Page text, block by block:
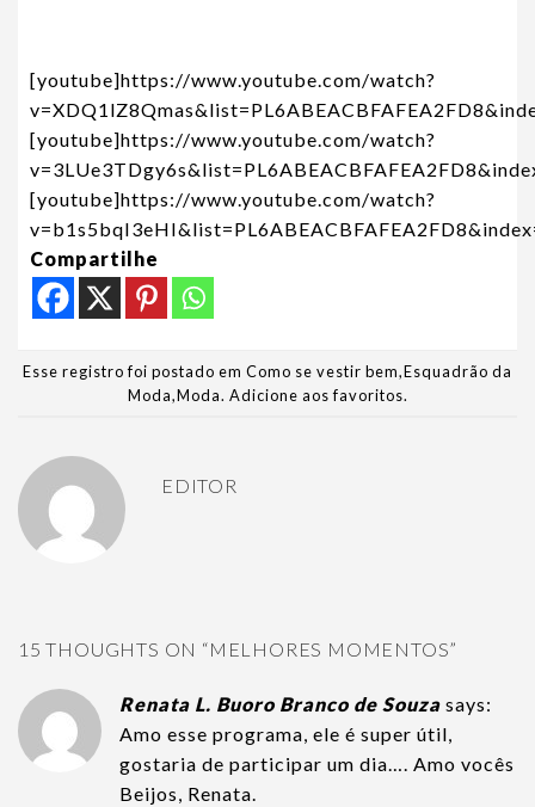
[youtube]https://www.youtube.com/watch?
[youtube]https://www.youtube.com/watch?
[youtube]https://www.youtube.com/watch?
Compartilhe
Esse registro foi postado em Como se vestir bem,Esquadrão da
Moda,Moda. Adicione aos favoritos.
EDITOR
15 THOUGHTS ON “MELHORES MOMENTOS”
Renata L. Buoro Branco de Souza says:
Amo esse programa, ele é super útil,
gostaria de participar um dia…. Amo vocês
Beijos, Renata.